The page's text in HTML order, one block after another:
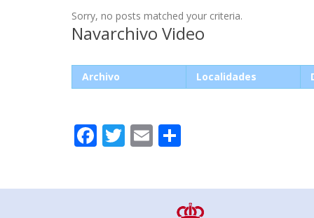
Sorry, no posts matched your criteria.
Navarchivo Video
Archivo Localidades
Facebook
Twitter
Email